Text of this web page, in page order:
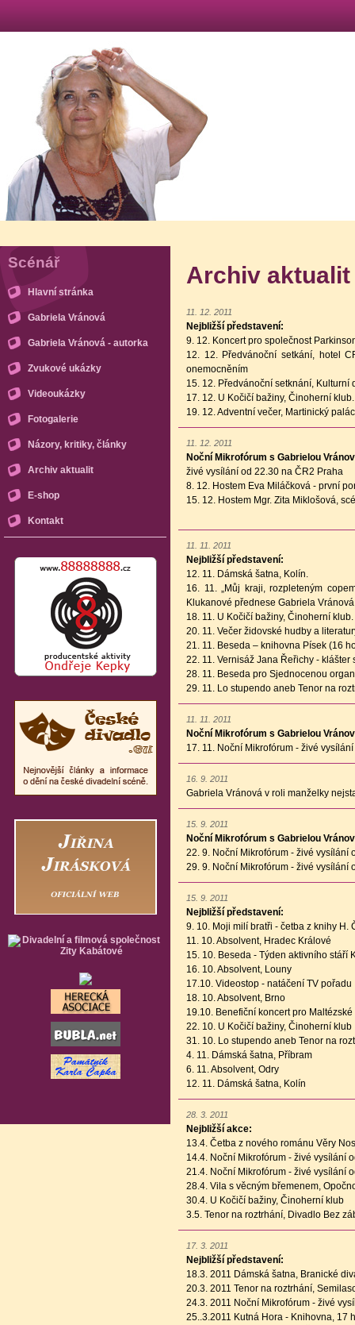
Scénář
Hlavní stránka
Gabriela Vránová
Gabriela Vránová - autorka
Zvukové ukázky
Videoukázky
Fotogalerie
Názory, kritiky, články
Archiv aktualit
E-shop
Kontakt
Archiv aktualit
11. 12. 2011
Nejbližší představení:
9. 12. Koncert pro společnost
12. 12. Předvánoční setkání, hotel
onemocněním
15. 12. Předvánoční setknání, Kulturní
17. 12. U Kočičí bažiny, Činoherní klub.
19. 12. Adventní večer, Martinický
11. 12. 2011
Noční Mikrofórum s Gabrielou
živé vysílání od 22.30 na ČR2 Praha
8. 12. Hostem Eva Miláčková - první
15. 12. Hostem Mgr. Zita Miklošová,
11. 11. 2011
Nejbližší představení:
12. 11. Dámská šatna, Kolín.
16. 11. „Můj kraji, rozpleteným
Klukanové přednese Gabriela
18. 11. U Kočičí bažiny, Činoherní klub.
20. 11. Večer židovské hudby a
21. 11. Beseda – knihovna Písek (16
22. 11. Vernisáž Jana Řeřichy -
28. 11. Beseda pro Sjednocenou
29. 11. Lo stupendo aneb Tenor na
11. 11. 2011
Noční Mikrofórum s Gabrielou
17. 11. Noční Mikrofórum - živé
16. 9. 2011
Gabriela Vránová v roli manželky
15. 9. 2011
Noční Mikrofórum s Gabrielou
22. 9. Noční Mikrofórum - živé vysílání
29. 9. Noční Mikrofórum - živé vysílání
15. 9. 2011
Nejbližší představení:
9. 10. Moji milí bratři - četba z knihy H.
11. 10. Absolvent, Hradec Králové
15. 10. Beseda - Týden aktivního stáří
16. 10. Absolvent, Louny
17.10. Videostop - natáčení TV pořadu
18. 10. Absolvent, Brno
19.10. Benefiční koncert pro
22. 10. U Kočičí bažiny, Činoherní klub
31. 10. Lo stupendo aneb Tenor na
4. 11. Dámská šatna, Příbram
6. 11. Absolvent, Odry
12. 11. Dámská šatna, Kolín
28. 3. 2011
Nejbližší akce:
13.4. Četba z nového románu Věry
14.4. Noční Mikrofórum - živé vysílání
21.4. Noční Mikrofórum - živé vysílání
28.4. Vila s věcným břemenem,
30.4. U Kočičí bažiny, Činoherní klub
3.5. Tenor na roztrhání, Divadlo Bez
17. 3. 2011
Nejbližší představení:
18.3. 2011 Dámská šatna, Branické
20.3. 2011 Tenor na roztrhání,
24.3. 2011 Noční Mikrofórum - živé
25..3.2011 Kutná Hora - Knihovna, 17